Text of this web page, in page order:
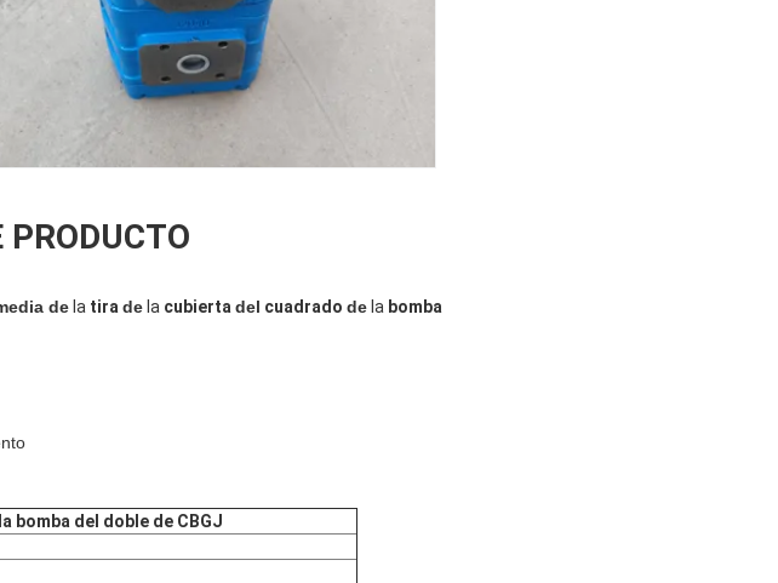
PRODUCTO
de la tira de la cubierta del cuadrado de la bomba
bomba del doble de CBGJ